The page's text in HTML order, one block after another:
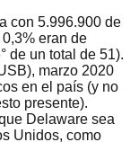
con 5.996.900 de
eran de
de un total de 51).
marzo 2020
en el país (y no
presente).
Delaware sea
Unidos, como